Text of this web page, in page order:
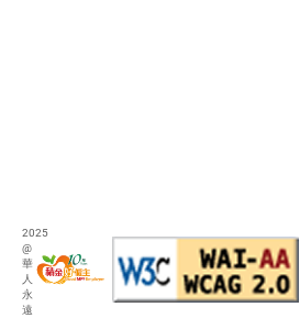
2025
@
華
人
永
遠